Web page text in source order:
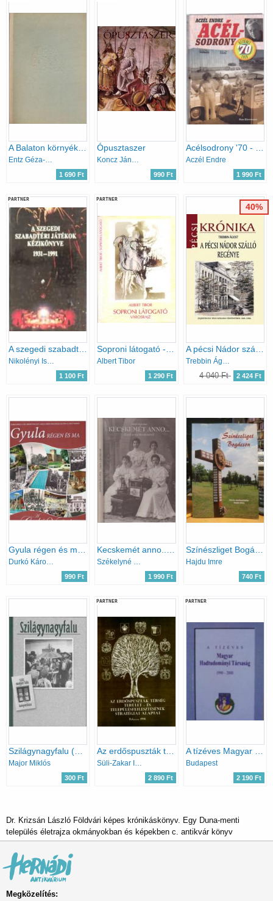
A Balaton környék műemlékei
Entz Géza-Gerő László
1 690 Ft
Ópusztaszer
Koncz János-Sz. Simon István
990 Ft
Acélsodrony '70 - Hetvenes évek
Aczél Endre
1 990 Ft
PARTNER
1 100 Ft
PARTNER
Albert Tibor
1 290 Ft 4 040 Ft 2 424 Ft
40%
Gyula régen és ma - A Gyulai Várfürdő története 1518-2008
Durkó Károly - Dr. Urbancsok Judit - Balla Tibor - Bagyinszki Zoltán - D. Nagy András
990 Ft
Kecskemét anno... Képek a régi Kecskemétről
Székelyné Kőrösi Ilona
1 990 Ft
Színészliget Bogácson
Hajdu Imre
740 Ft
Major Miklós
300 Ft
PARTNER
Süli-Zakar István
2 890 Ft
PARTNER
Budapest
2 190 Ft
Dr. Krizsán László Földvári képes krónikáskönyv. Egy Duna-menti
település életrajza okmányokban és képekben c. antikvár könyv
Megközelítés: